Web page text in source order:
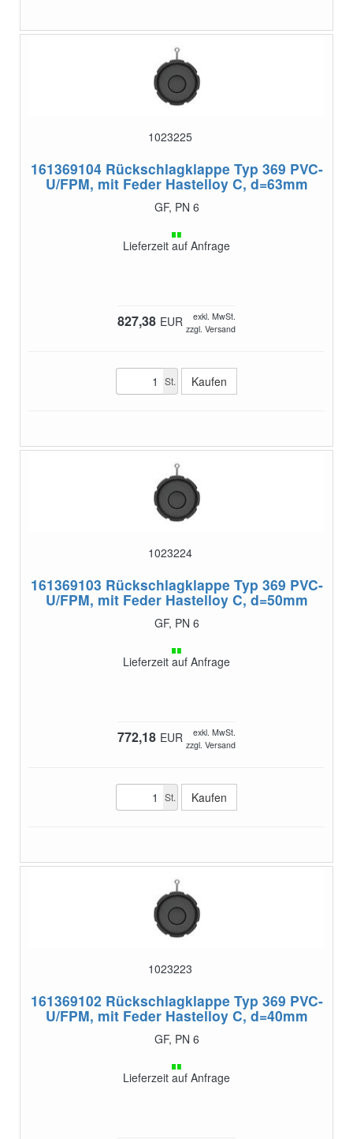
1023225
161369104 Rückschlagklappe Typ 369 PVC-
U/FPM, mit Feder Hastelloy C, d=63mm
GF, PN 6
Lieferzeit auf Anfrage
827,38 EUR
exkl. MwSt.
zzgl. Versand
St.
1023224
161369103 Rückschlagklappe Typ 369 PVC-
U/FPM, mit Feder Hastelloy C, d=50mm
GF, PN 6
Lieferzeit auf Anfrage
772,18 EUR
exkl. MwSt.
zzgl. Versand
St.
1023223
161369102 Rückschlagklappe Typ 369 PVC-
U/FPM, mit Feder Hastelloy C, d=40mm
GF, PN 6
Lieferzeit auf Anfrage